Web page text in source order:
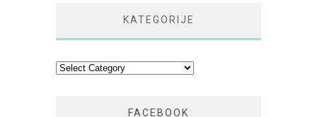
KATEGORIJE
Kategorije
FACEBOOK